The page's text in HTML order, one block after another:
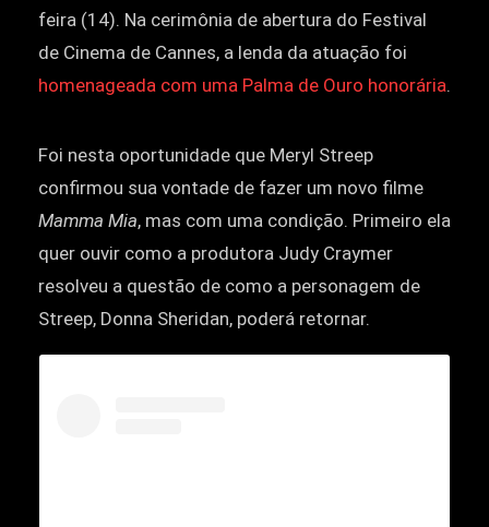
feira (14). Na cerimônia de abertura do Festival
de Cinema de Cannes, a lenda da atuação foi
homenageada com uma Palma de Ouro honorária.
Foi nesta oportunidade que Meryl Streep
confirmou sua vontade de fazer um novo filme
Mamma Mia, mas com uma condição. Primeiro ela
quer ouvir como a produtora Judy Craymer
resolveu a questão de como a personagem de
Streep, Donna Sheridan, poderá retornar.